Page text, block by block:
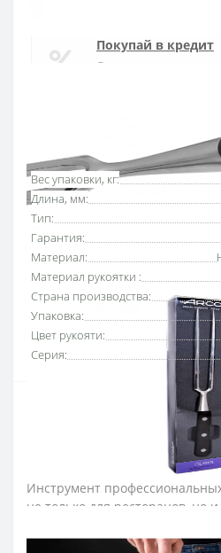
Основные характеристики
Вес упаковки, кг:
Длина, мм:
Тип:
Гарантия:
Материал:
Материал рукоятки :
Страна производства:
Упаковка:
Цвет рукояти:
Серия:
Покупай в кредит
Оплата частями или
Вилка поварская 180 мм
для удобной работы с мясом,
другими продуктами во время
Инструмент
не только для ресторанов, но